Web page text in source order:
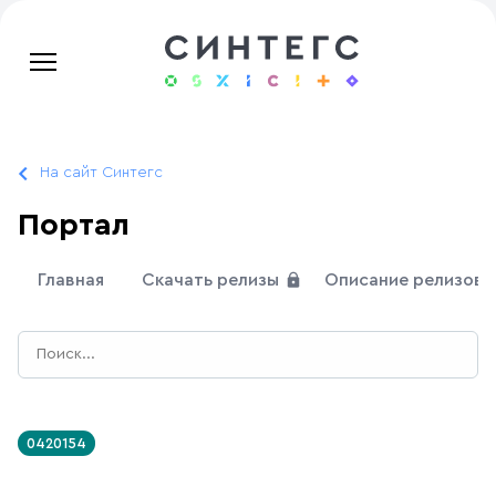
На сайт Синтегс
Портал
Главная Скачать релизы Описание релизов
0420154